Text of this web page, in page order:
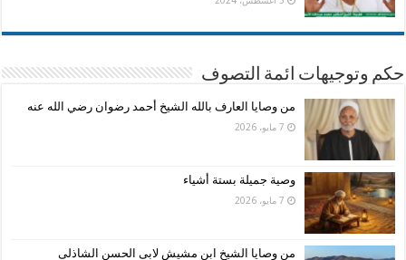
حكم وتوجيهات ائمة التصوف
من وصايا العارف بالله الشيخ أحمد رضوان رضي الله عنه
7 مايو، 2026
وصية جميلة بستة أشياء
7 مايو، 2026
من وصايا الشيخ ابن مشيش لابى الحسن الشاذلى